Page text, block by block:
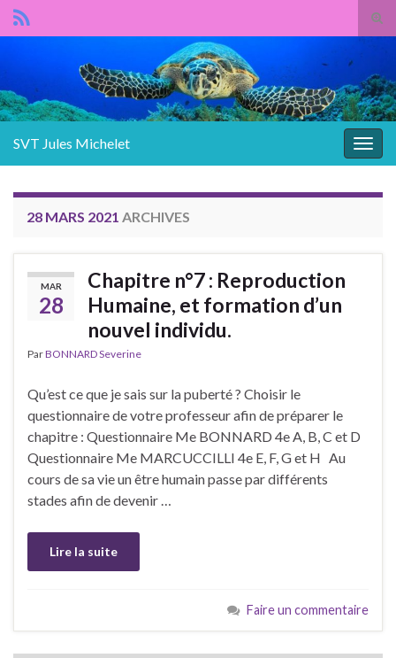
SVT Jules Michelet
28 MARS 2021 ARCHIVES
MAR
28
Chapitre n°7 : Reproduction
Humaine, et formation d’un
nouvel individu.
ParBONNARD Severine
Qu’est ce que je sais sur la puberté ? Choisir le
questionnaire de votre professeur afin de préparer le
chapitre : Questionnaire Me BONNARD 4e A, B, C et D
Questionnaire Me MARCUCCILLI 4e E, F, G et H Au
cours de sa vie un être humain passe par différents
stades afin de devenir …
Lire la suite
Faire un commentaire
Panneau de gestion des cookies